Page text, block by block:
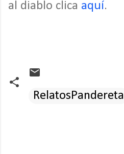
al diablo clica aquí.
RelatosPandereta